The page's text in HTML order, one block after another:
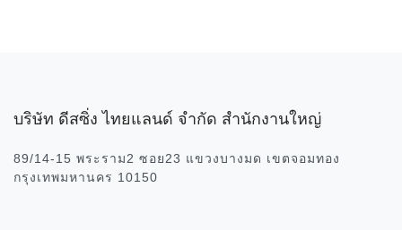
บริษัท ดีสซิ่ง ไทยแลนด์ จำกัด สำนักงานใหญ่
89/14-15 พระราม2 ซอย23 แขวงบางมด เขตจอมทอง
กรุงเทพมหานคร 10150